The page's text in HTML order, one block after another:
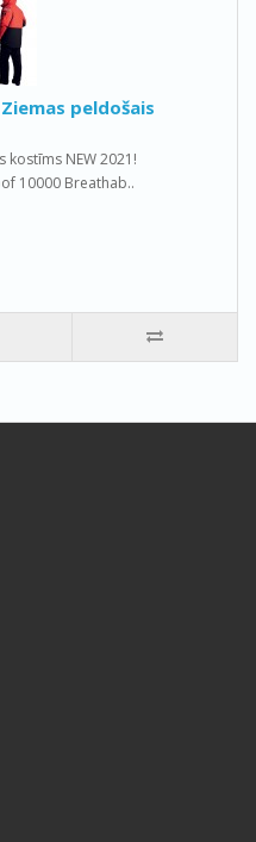
Ziemas peldošais
kostīms NEW 2021!
10000 Breathab..